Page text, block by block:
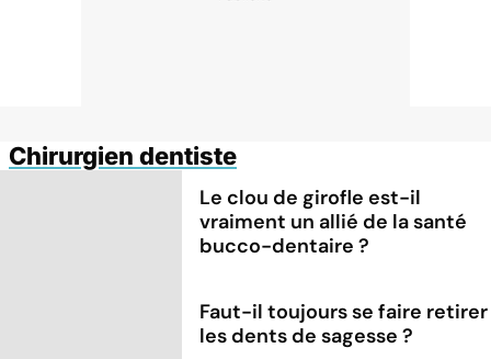
Chirurgien dentiste
Le clou de girofle est-il
vraiment un allié de la santé
bucco-dentaire ?
Faut-il toujours se faire retirer
les dents de sagesse ?